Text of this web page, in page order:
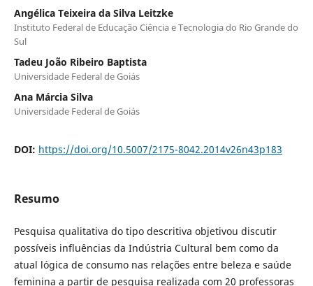
Angélica Teixeira da Silva Leitzke
Instituto Federal de Educação Ciência e Tecnologia do Rio Grande do
Sul
Tadeu João Ribeiro Baptista
Universidade Federal de Goiás
Ana Márcia Silva
Universidade Federal de Goiás
DOI: https://doi.org/10.5007/2175-8042.2014v26n43p183
Resumo
Pesquisa qualitativa do tipo descritiva objetivou discutir
possíveis influências da Indústria Cultural bem como da
atual lógica de consumo nas relações entre beleza e saúde
feminina a partir de pesquisa realizada com 20 professoras